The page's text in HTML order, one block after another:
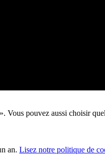
pouvez aussi choisir
an. Lisez notre politique de